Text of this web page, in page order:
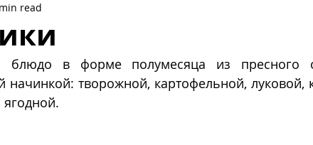
Х read
в форме полумесяца из пресного
начинкой: творожной, картофельной, луковой,